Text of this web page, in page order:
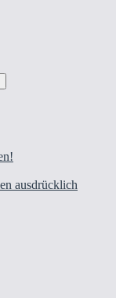
ausdrücklich